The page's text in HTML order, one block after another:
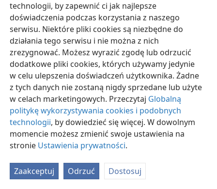
technologii, by zapewnić ci jak najlepsze
doświadczenia podczas korzystania z naszego
serwisu. Niektóre pliki cookies są niezbędne do
działania tego serwisu i nie można z nich
zrezygnować. Możesz wyrazić zgodę lub odrzucić
dodatkowe pliki cookies, których używamy jedynie
w celu ulepszenia doświadczeń użytkownika. Żadne
z tych danych nie zostaną nigdy sprzedane lub użyte
w celach marketingowych. Przeczytaj Globalną
politykę wykorzystywania cookies i podobnych
technologii, by dowiedzieć się więcej. W dowolnym
momencie możesz zmienić swoje ustawienia na
stronie Ustawienia prywatności.
Zaakceptuj Odrzuć Dostosuj
polski Ustawienia
Copyright© 2026 Watch Tower Bible and Tract Society of Pennsylvania
Warunki użytkowania Polityka prywatności
JW.ORG
Zaloguj